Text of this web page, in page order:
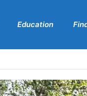
Education